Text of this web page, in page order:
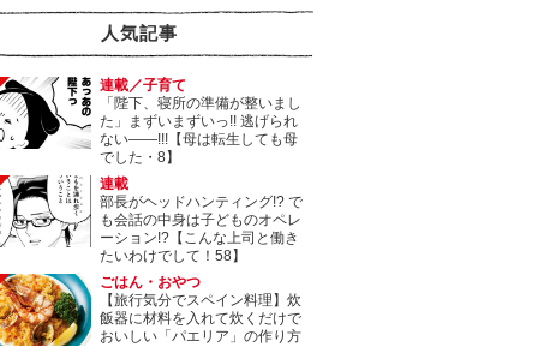
人気記事
連載／子育て
「陛下、寝所の準備が整いまし
た」まずいまずいっ!! 逃げられ
ない――!!!【母は転生しても母
でした・8】
連載
部長がヘッドハンティング!? で
も会話の中身は子どものオペレ
ーション!?【こんな上司と働き
たいわけでして！58】
ごはん・おやつ
【旅行気分でスペイン料理】炊
飯器に材料を入れて炊くだけで
おいしい「パエリア」の作り方